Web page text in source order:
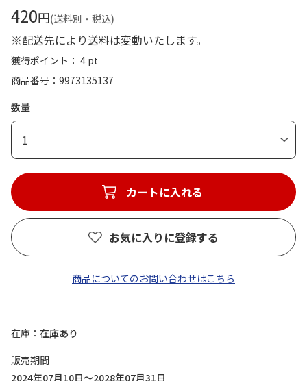
420円(送料別・税込)
※配送先により送料は変動いたします。
獲得ポイント： 4 pt
商品番号
9973135137
数量
1
カートに入れる
お気に入りに登録する
商品についてのお問い合わせはこちら
在庫
在庫あり
販売期間
2024年07月10日～2028年07月31日